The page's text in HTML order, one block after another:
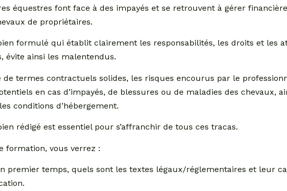
équestres font face à des impayés et se retrouvent à gérer
de propriétaires.
formulé qui établit clairement les responsabilités, les droits et les
évite ainsi les malentendus.
de termes contractuels solides, les risques encourus par le
en cas d’impayés, de blessures ou de maladies des chevaux,
conditions d’hébergement.
rédigé est essentiel pour s’affranchir de tous ces tracas.
formation, vous verrez :
premier temps, quels sont les textes légaux/réglementaires et leur